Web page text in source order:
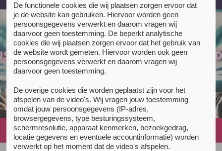
Home »poppers
De functionele cookies die wij plaatsen zorgen ervoor dat
je de website kan gebruiken. Hiervoor worden geen
persoonsgegevens verwerkt en daarom vragen wij
daarvoor geen toestemming. De beperkt analytische
cookies die wij plaatsen zorgen ervoor dat het gebruik van
de website wordt gemeten. Hiervoor worden ook geen
persoonsgegevens verwerkt en daarom vragen wij
daarvoor geen toestemming.
De overige cookies die worden geplaatst zijn voor het
afspelen van de video's. Wij vragen jouw toestemming
omdat jouw persoonsgegevens (IP-adres,
browsergegevens, type besturingssysteem,
schermresolutie, apparaat kenmerken, bezoekgedrag,
locatie gegevens en eventuele accountinformatie) worden
verwerkt op het moment dat de video's afspelen.